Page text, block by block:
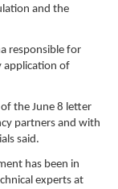
and the
responsible for
application of
the June 8 letter
partners and with
said.
has been in
experts at